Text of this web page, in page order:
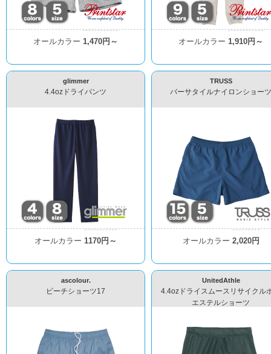
オールカラー 1,470円～ オールカラー 1,910円～
glimmer
4.4ozドライパンツ
オールカラー 1170円～
TRUSS
バーサタイルナイロンショーツ
オールカラー 2,020円
ascolour.
ビーチショーツ17
UnitedAthle
4.4ozドライスムースリサイクル
エステルショーツ